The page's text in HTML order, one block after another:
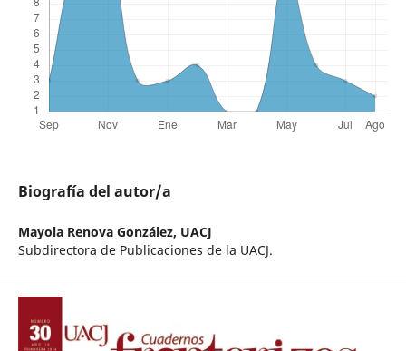
Biografía del autor/a
Mayola Renova González, UACJ
Subdirectora de Publicaciones de la UACJ.